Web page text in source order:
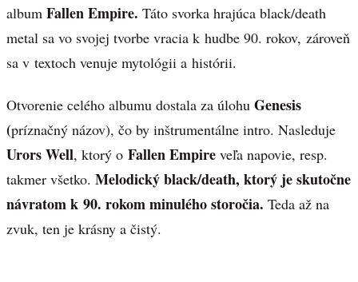
album Fallen Empire. Táto svorka hrajúca black/death
metal sa vo svojej tvorbe vracia k hudbe 90. rokov, zároveň
sa v textoch venuje mytológii a histórii.
Otvorenie celého albumu dostala za úlohu Genesis
(príznačný názov), čo by inštrumentálne intro. Nasleduje
Urors Well, ktorý o Fallen Empire veľa napovie, resp.
takmer všetko. Melodický black/death, ktorý je skutočne
návratom k 90. rokom minulého storočia. Teda až na
zvuk, ten je krásny a čistý.